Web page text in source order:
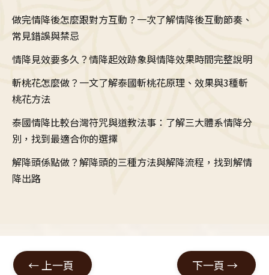
做完情降後怎麼跟對方互動？一次了解情降後互動節奏、
常見錯誤與禁忌
情降見效要多久？情降起效跡象與情降效果時間完整說明
斬桃花怎麼做？一文了解泰國斬桃花原理、效果與3種斬
桃花方法
泰國情降比較台灣符咒與道教法事：了解三大體系情降分
別，找到最適合你的選擇
解降頭係點做？解降頭的三種方法與解降流程，找到解情
降出路
← 上一頁 下一頁 →